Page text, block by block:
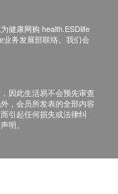
健康网购 health.ESDlife
务发展部联络。我们会
因此生活易不会预先审查
，会员所发表的全部内容
引起任何损失或法律纠
明。